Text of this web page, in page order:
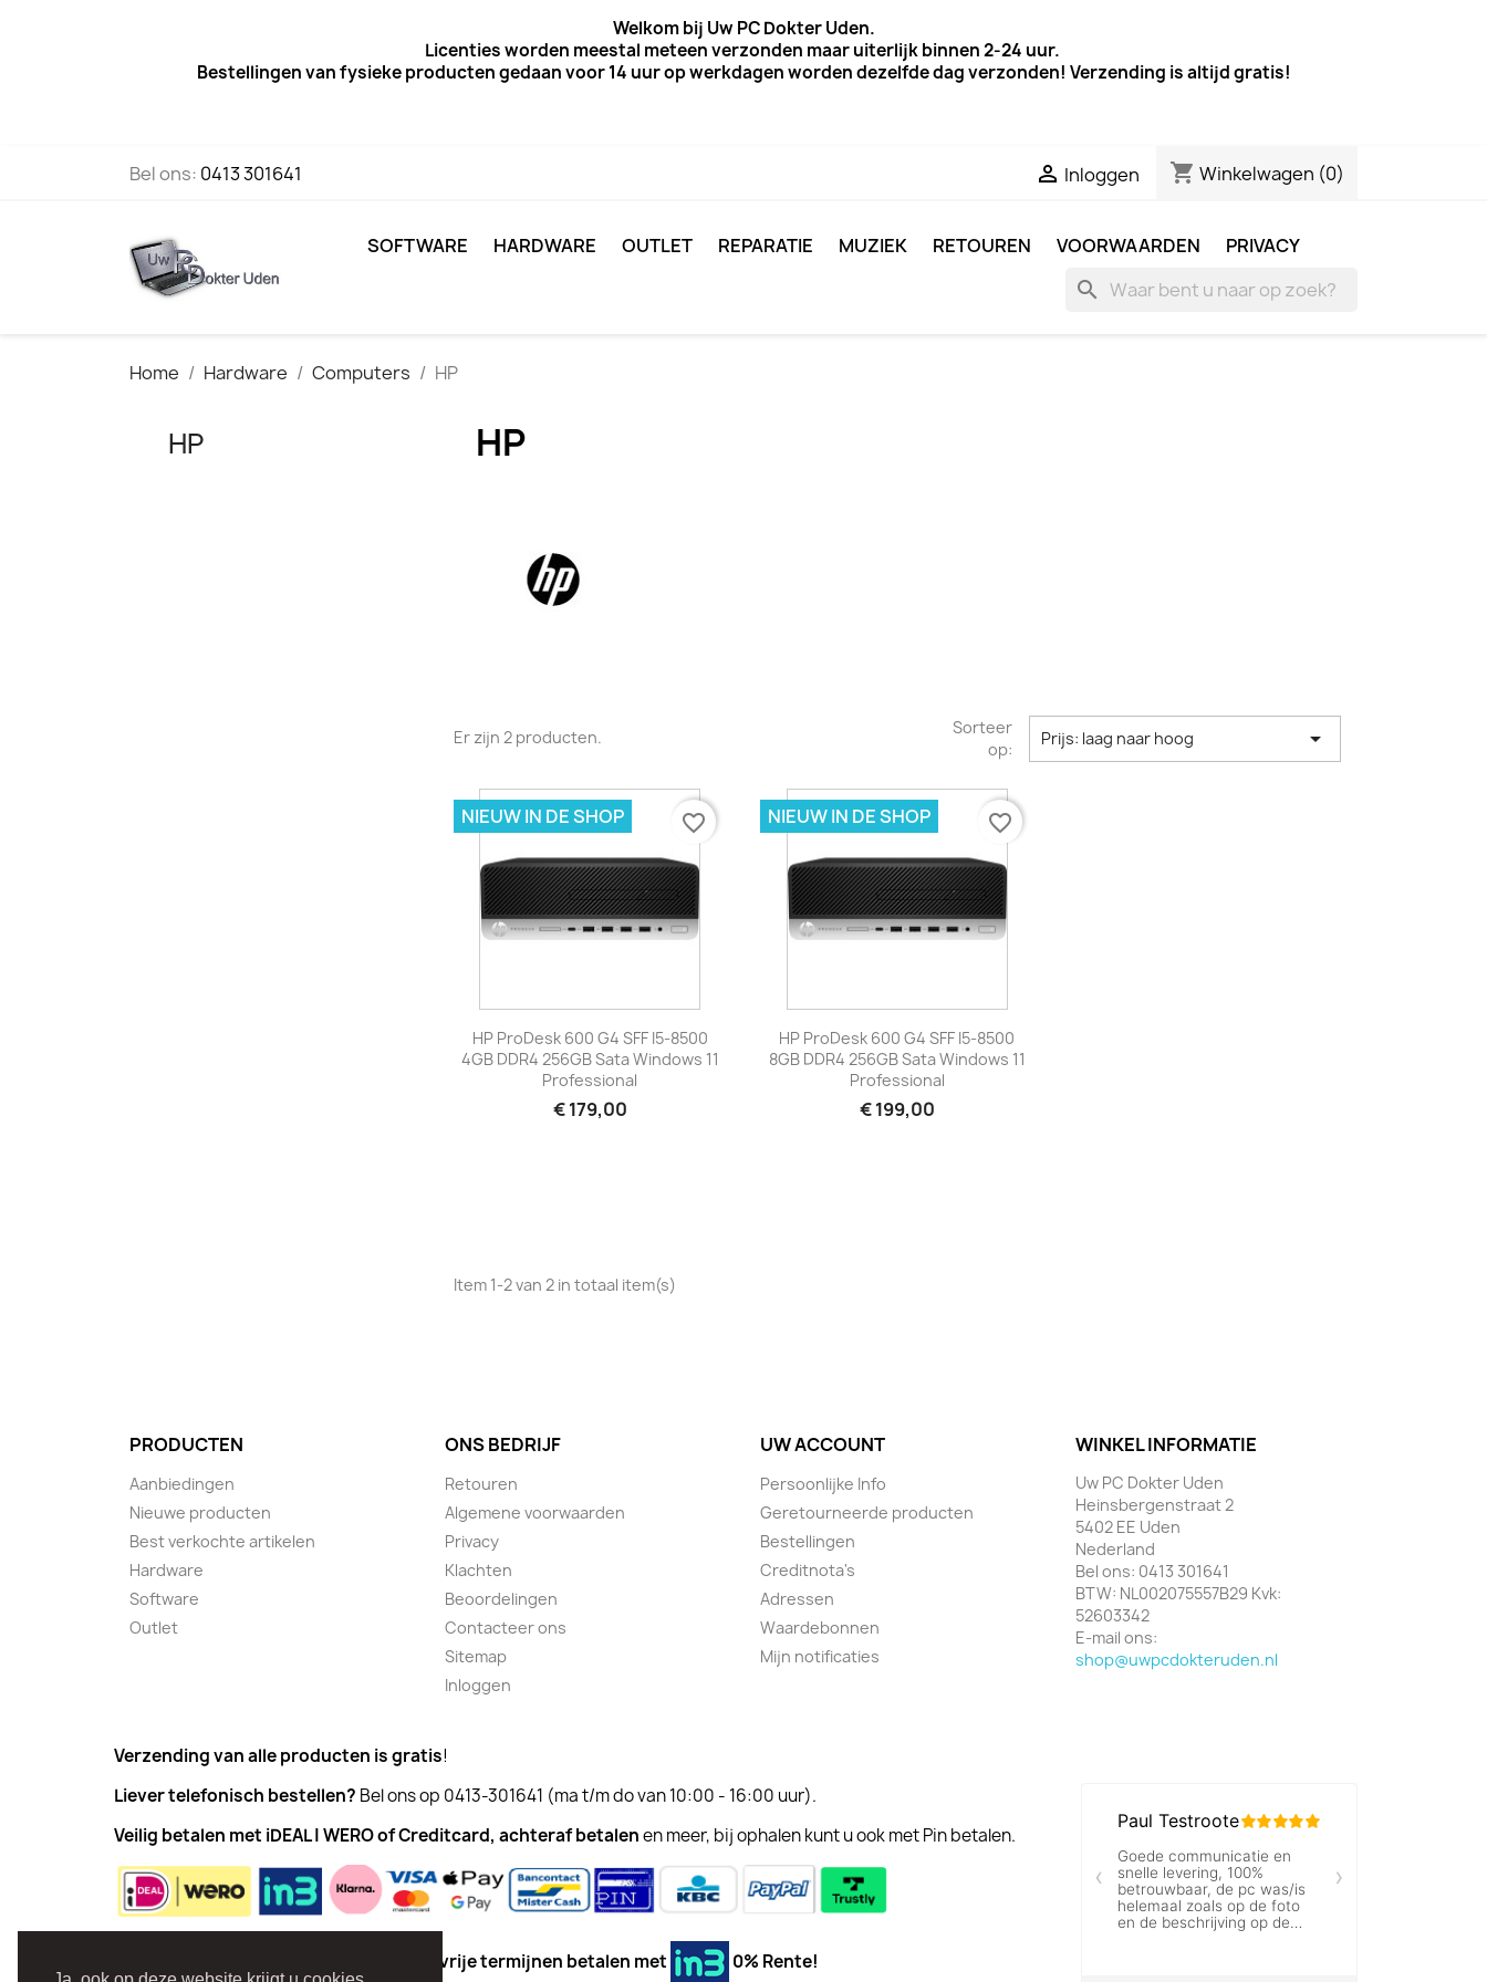
Welkom bij Uw PC Dokter Uden.
Licenties worden meestal meteen verzonden maar uiterlijkbinnen 2-24 uur.
Bestellingen van fysieke producten gedaan voor 14 uur op werkdagen worden dezelfde dag verzonden! Verzending is altijd gratis!
Bel ons: 0413 301641  Inloggen shopping_cart Winkelwagen (0)
SOFTWARE HARDWARE OUTLET REPARATIE MUZIEK RETOUREN VOORWAARDEN PRIVACY
search
Home Hardware Computers HP
HP HP
Er zijn 2 producten.
Sorteer
op:
Prijs: laag naar hoog 
Bekijk product
HP ProDesk 600 G4 SFF I5-8500
4GB DDR4 256GB Sata Windows 11
Professional
€ 179,00
NIEUW IN DE SHOP favorite_border
Bekijk product
HP ProDesk 600 G4 SFF I5-8500
8GB DDR4 256GB Sata Windows 11
Professional
€ 199,00
NIEUW IN DE SHOP favorite_border
Item 1-2 van 2 in totaal item(s)
PRODUCTEN
Aanbiedingen
Nieuwe producten
Best verkochte artikelen
Hardware
Software
Outlet
ONS BEDRIJF
Retouren
Algemene voorwaarden
Privacy
Klachten
Beoordelingen
Contacteer ons
Sitemap
Inloggen
UW ACCOUNT
Persoonlijke Info
Geretourneerde producten
Bestellingen
Creditnota's
Adressen
Waardebonnen
Mijn notificaties
WINKEL INFORMATIE
Uw PC Dokter Uden
Heinsbergenstraat 2
5402 EE Uden
Nederland
Bel ons: 0413 301641
BTW: NL002075557B29 Kvk:
52603342
E-mail ons:
shop@uwpcdokteruden.nl
Verzending van alle producten is gratis!
Liever telefonisch bestellen? Bel ons op 0413-301641 (ma t/m do van 10:00 - 16:00 uur).
Veilig betalen met iDEAL | WERO of Creditcard, achteraf betalenen meer, bij ophalen kunt u ook met Pin betalen.
Vanaf € 100,00 kunt u ook in drie rente vrije termijnen betalen met 0% Rente!